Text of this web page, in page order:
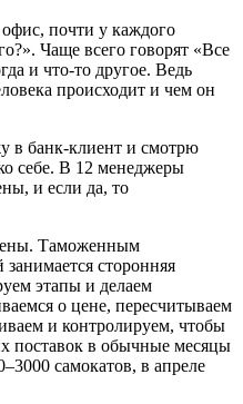
почти у каждого
Чаще всего говорят «Все
и что-то другое. Ведь
происходит и чем он
в банк-клиент и смотрю
себе. В 12 менеджеры
и если да, то
Таможенным
сторонняя
этапы и делаем
о цене, пересчитываем
и контролируем, чтобы
поставок в обычные месяцы
самокатов, в апреле